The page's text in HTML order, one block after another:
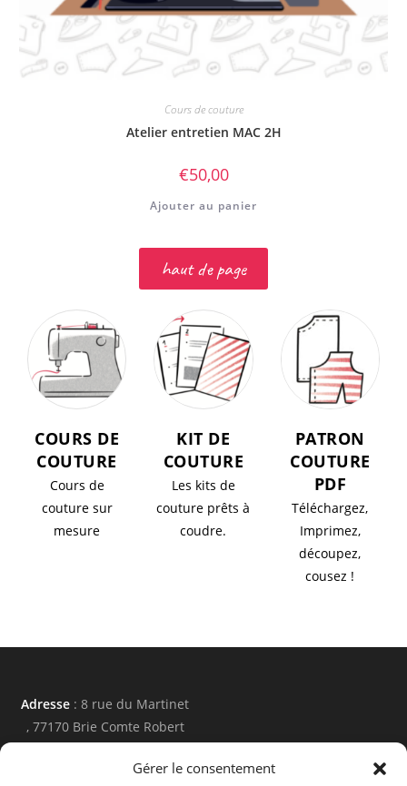
Gérer le consentement
Cours de couture
Atelier entretien MAC 2H
€50,00
Ajouter au panier
haut de page
COURS DE
COUTURE
Cours de
couture sur
mesure
KIT DE
COUTURE
Les kits de
couture prêts à
coudre.
PATRON
COUTURE
PDF
Téléchargez,
Imprimez,
découpez,
cousez !
Adresse : 8 rue du Martinet
, 77170 Brie Comte Robert
contact@diyatelier.com